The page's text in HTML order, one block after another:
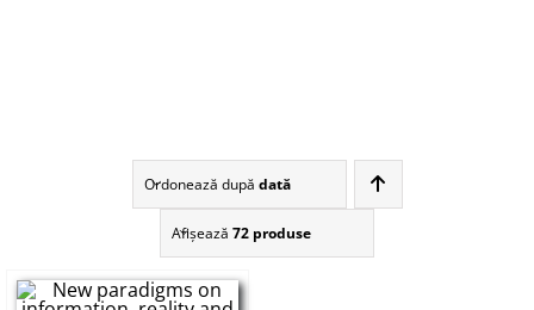
Ordonează după dată
Afişează 72 produse